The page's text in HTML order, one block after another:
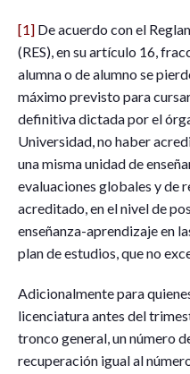
[1] De acuerdo con el
(RES), en su artículo 16,
alumna o de alumno se
máximo previsto para
definitiva dictada por el
Universidad, no haber
una misma unidad de
evaluaciones globales y de
acreditado, en el nivel de
enseñanza-aprendizaje en
plan de estudios, que no
Adicionalmente para
licenciatura antes del
tronco general, un número
recuperación igual al